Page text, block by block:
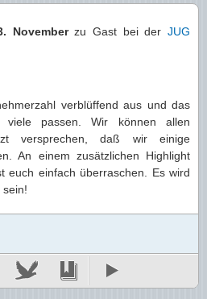
Novemberzu Gast bei derJUG
verblüffend aus und das
passen. Wir können allen
versprechen, daß wir einige
An einem zusätzlichen Highlight
euch einfach überraschen. Es wird
sein!